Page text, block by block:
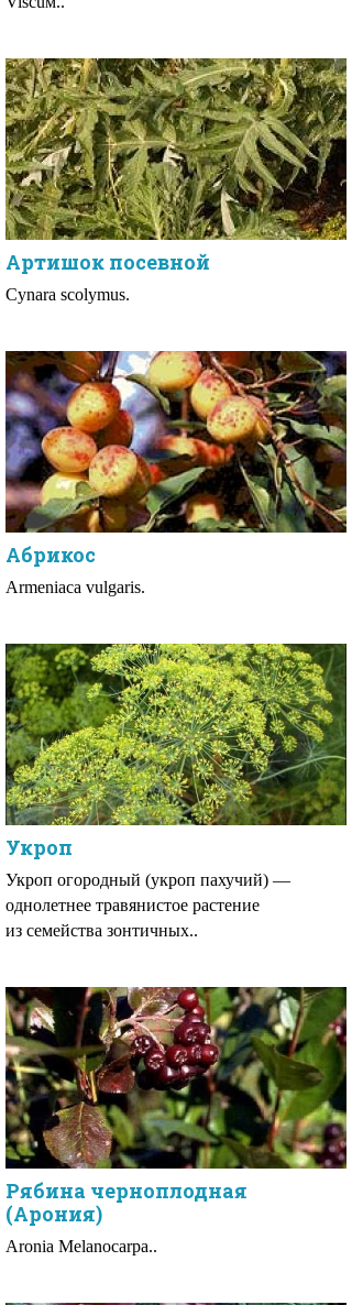
Артишок посевной
Cynara scolymus.
Абрикос
Armeniaca vulgaris.
Укроп
Укроп огородный (укроп пахучий) —
однолетнее травянистое растение
из семейства зонтичных..
Рябина черноплодная
(Арония)
Aronia Melanocarpa..